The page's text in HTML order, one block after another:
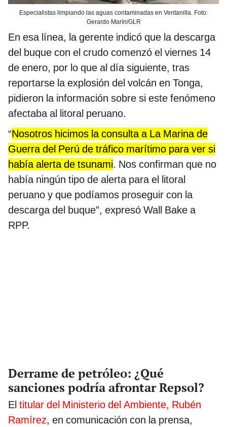
Especialistas limpiando las aguas contaminadas en Ventanilla. Foto:
Gerardo Marín/GLR
En esa línea, la gerente indicó que la descarga
del buque con el crudo comenzó el viernes 14
de enero, por lo que al día siguiente, tras
reportarse la explosión del volcán en Tonga,
pidieron la información sobre si este fenómeno
afectaba al litoral peruano.
“Nosotros hicimos la consulta a La Marina de
Guerra del Perú de tráfico marítimo para ver si
había alerta de tsunami. Nos confirman que no
había ningún tipo de alerta para el litoral
peruano y que podíamos proseguir con la
descarga del buque”, expresó Wall Bake a
RPP.
Derrame de petróleo: ¿Qué
sanciones podría afrontar Repsol?
El titular del Ministerio del Ambiente, Rubén
Ramírez, en comunicación con la prensa,